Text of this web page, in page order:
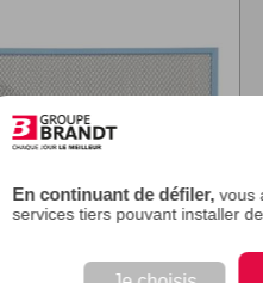
En continuant de défiler, vous
services tiers pouvant installer